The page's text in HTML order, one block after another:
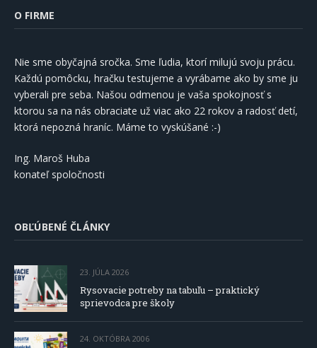
O FIRME
Nie sme obyčajná sročka. Sme ľudia, ktorí milujú svoju prácu.
Každú pomôcku, hračku testujeme a vyrábame ako by sme ju
vyberali pre seba. Našou odmenou je vaša spokojnosť s
ktorou sa na nás obraciate už viac ako 22 rokov a radosť detí,
ktorá nepozná hraníc. Máme to vyskúšané :-)
Ing. Maroš Huba
konateľ spoločnosti
OBĽÚBENÉ ČLÁNKY
23. JÚLA 2026
Rysovacie potreby na tabuľu – praktický
sprievodca pre školy
24. OKTÓBRA 2006